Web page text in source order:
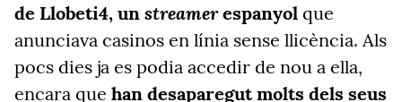
de Llobeti4, un streamerespanyol que
anunciava casinos en línia sense llicència. Als
pocs dies ja es podia accedir de nou a ella,
encara que han desaparegut molts dels seus